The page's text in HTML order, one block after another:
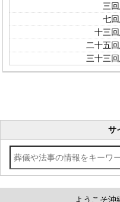
三
七
十三
二十五
三十三
サ
ようこそ沖